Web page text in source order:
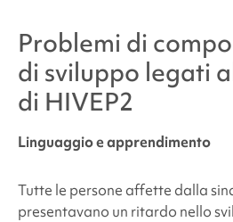
Problemi di
di sviluppo legati
di HIVEP2
Linguaggio e apprendimento
Tutte le persone affette dalla
presentavano un ritardo nello